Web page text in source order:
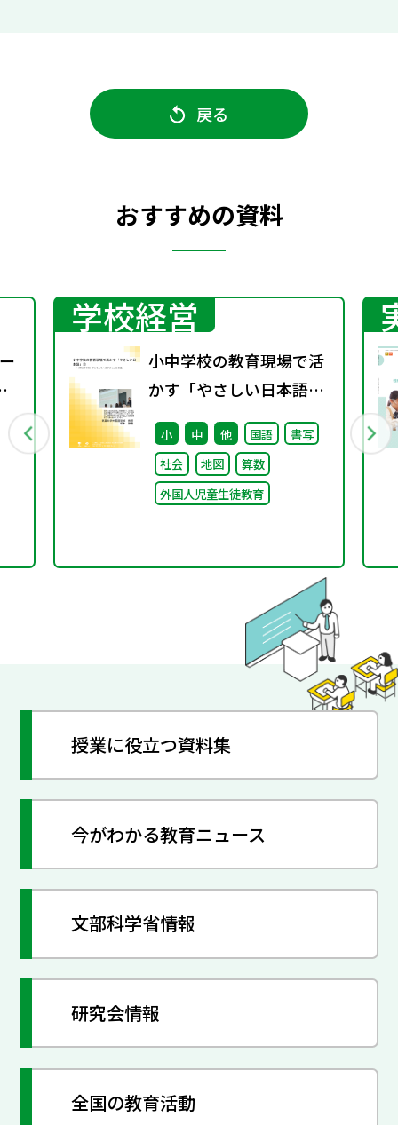
戻る
おすすめの資料
学校経営
小中学校の教育現場で活
かす「やさしい日本語」
② ～「（学校内での）子
どもたちへのやさしい日
本語」～
小 中 他 国語
書写
社会
地図
算数
外国人児童生徒教育
授業に役立つ資料集
今がわかる教育ニュース
文部科学省情報
研究会情報
全国の教育活動